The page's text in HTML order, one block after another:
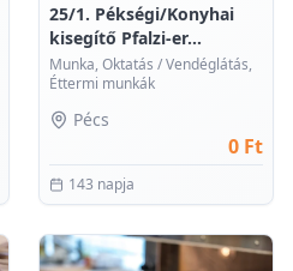
25/1. Pékségi/Konyhai
kisegítő Pfalzi-er...
Munka, Oktatás /Vendéglátás,
Éttermi munkák
Pécs
0 Ft
143 napja
0